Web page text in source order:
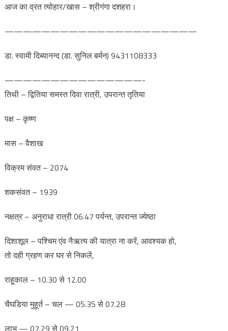
आज का व्रत त्योहार/खास – श्रीगंगा दशहरा।
—————————————————————
डा. स्वामी दिब्यानन्द (डा. सुनिल बर्मन) 9431108333
———————————————-
तिथी – द्वितिया समस्त दिवा रात्री, उपरान्त तृतिया
पक्ष – कृष्ण
मास – वैशाख
विक्रम संवत – 2074
शकसंवत – 1939
नक्षत्र – अनुराधा रात्री 06.47 पर्यन्त, उपरान्त ज्येष्ठा
दिशाशूल – पश्चिम एंव नैऋत्य की यात्रा ना करें, आवश्यक हो,
तो दही ग्रहण कर घर से निकलें,
राहूकाल – 10.30 से 12.00
चैघडिया मुहूर्त – चल — 05.35 से 07.28
लाभ — 07.29 से 09.21